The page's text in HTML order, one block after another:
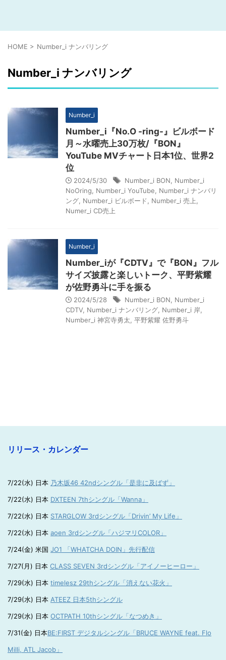
HOME > Number_i ナンバリング
Number_i ナンバリング
Number_i
Number_i『No.O -ring-』ビルボード
月～水曜売上30万枚/『BON』
YouTube MVチャート日本1位、世界2
位
2024/5/30 Number_i BON
Number_i
NoOring
Number_i YouTube
Number_i ナンバリ
ング Number_i ビルボード Number_i 売上
Numer_i CD売上
Number_i
Number_iが『CDTV』で『BON』フル
サイズ披露と楽しいトーク、平野紫耀
が佐野勇斗に手を振る
2024/5/28 Number_i BON
Number_i
CDTV, Number_i ナンバリング Number_i 岸
Number_i 神宮寺勇太 平野紫耀 佐野勇斗
リリース・カレンダー
7/22(水) 日本 乃木坂46 42ndシングル「是非に及ばず」
7/22(水) 日本 DXTEEN 7thシングル「Wanna」
7/22(水) 日本 STARGLOW 3rdシングル「Drivin’ My Life」
7/22(水) 日本 aoen 3rdシングル「ハジマリCOLOR」
7/24(金) 米国 JO1 「WHATCHA DOIN」先行配信
7/27(月) 日本 CLASS SEVEN 3rdシングル「アイノーヒーロー」
7/29(水) 日本 timelesz 29thシングル「消えない花火」
7/29(水) 日本 ATEEZ 日本5thシングル
7/29(水) 日本 OCTPATH 10thシングル「なつめき」
7/31(金) 日本BE:FIRST デジタルシングル「BRUCE WAYNE feat. Flo
Milli, ATL Jacob」